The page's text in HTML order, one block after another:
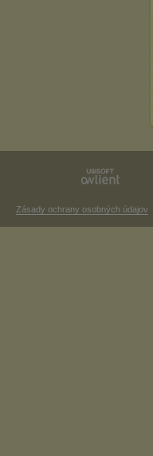
Zásady ochrany osobných údajov